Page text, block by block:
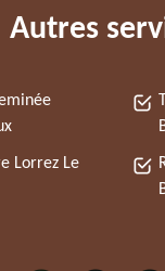
Autres
Lorrez Le